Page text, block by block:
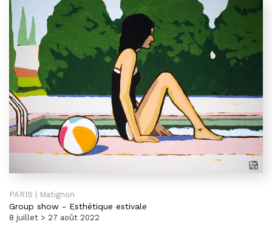
PARIS | Matignon
Group show - Esthétique estivale
8 juillet > 27 août 2022